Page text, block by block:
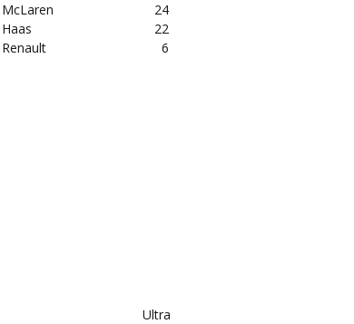
McLaren
24
Haas
22
Renault
6
Ultra